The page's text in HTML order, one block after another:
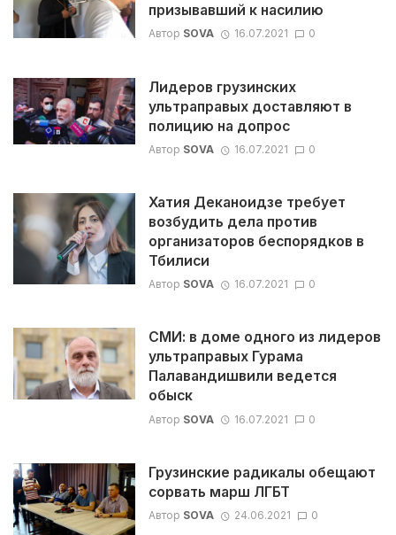
призывавший к насилию
Автор SOVA 16.07.2021 0
Лидеров грузинских
ультраправых доставляют в
полицию на допрос
Автор SOVA 16.07.2021 0
Хатия Деканоидзе требует
возбудить дела против
организаторов беспорядков в
Тбилиси
Автор SOVA 16.07.2021 0
СМИ: в доме одного из лидеров
ультраправых Гурама
Палавандишвили ведется
обыск
Автор SOVA 16.07.2021 0
Грузинские радикалы обещают
сорвать марш ЛГБТ
Автор SOVA 24.06.2021 0